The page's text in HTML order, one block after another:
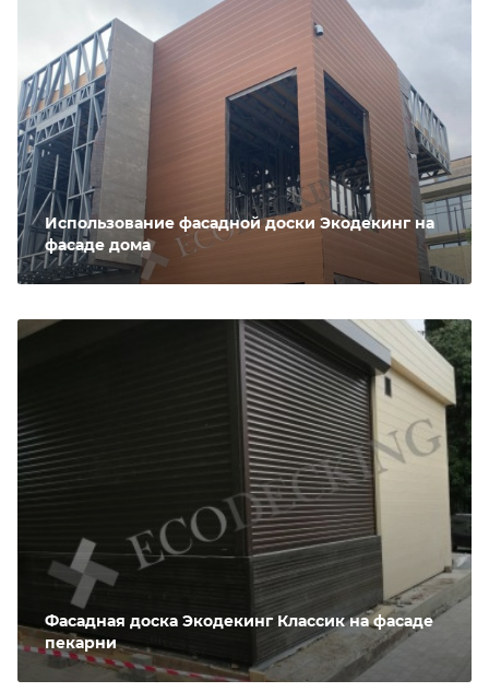
Использование фасадной доски Экодекинг на
фасаде дома
Фасадная доска Экодекинг Классик на фасаде
пекарни